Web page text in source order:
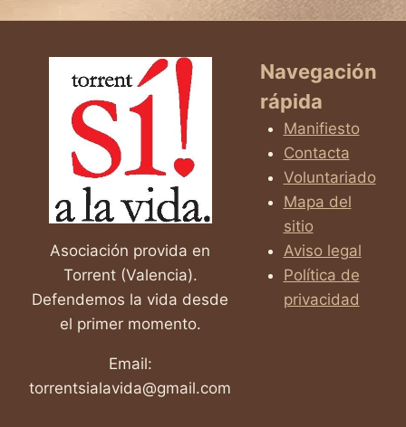
DIBUJO
INFANTIL
SOBRE
LA
VIDA
Asociación provida en
Torrent (Valencia).
Defendemos la vida desde
el primer momento.
Email:
torrentsialavida@gmail.com
Navegación
rápida
Manifiesto
Contacta
Voluntariado
Mapa del
sitio
Aviso legal
Política de
privacidad